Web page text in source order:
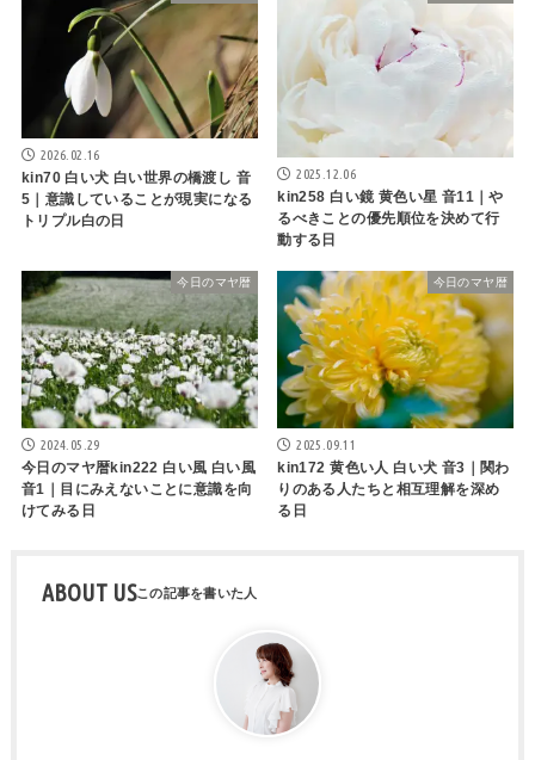
2026.02.16
kin70 白い犬 白い世界の橋渡し 音
5｜意識していることが現実になる
トリプル白の日
2025.12.06
kin258 白い鏡 黄色い星 音11｜や
るべきことの優先順位を決めて行
動する日
今日のマヤ暦
2024.05.29
今日のマヤ暦kin222 白い風 白い風
音1｜目にみえないことに意識を向
けてみる日
今日のマヤ暦
2025.09.11
kin172 黄色い人 白い犬 音3｜関わ
りのある人たちと相互理解を深め
る日
ABOUT US